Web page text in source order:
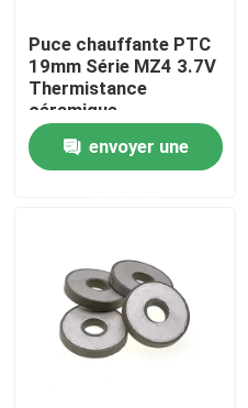
À la maison
Produits
À propos de nous
Visite de l'usine
Puce chauffante PTC
19mm Série MZ4 3.7V
Thermistance
céramique
envoyer une